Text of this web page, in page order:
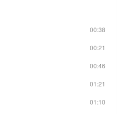
00:38
00:21
00:46
01:21
01:10